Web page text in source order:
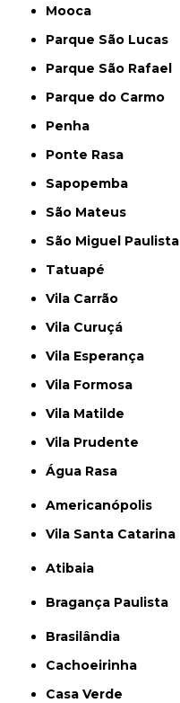
Mooca
Parque São Lucas
Parque São Rafael
Parque do Carmo
Penha
Ponte Rasa
Sapopemba
São Mateus
São Miguel Paulista
Tatuapé
Vila Carrão
Vila Curuçá
Vila Esperança
Vila Formosa
Vila Matilde
Vila Prudente
Água Rasa
Americanópolis
Vila Santa Catarina
Atibaia
Bragança Paulista
Brasilândia
Cachoeirinha
Casa Verde